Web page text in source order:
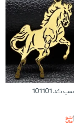
101101